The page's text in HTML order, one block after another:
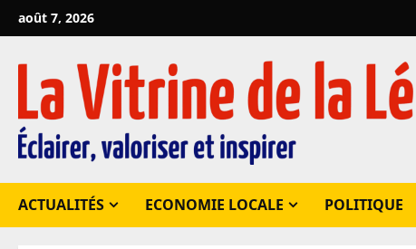
Passer
au
contenu
août 7, 2026
ACTUALITÉS ECONOMIE LOCALE POLITIQUE